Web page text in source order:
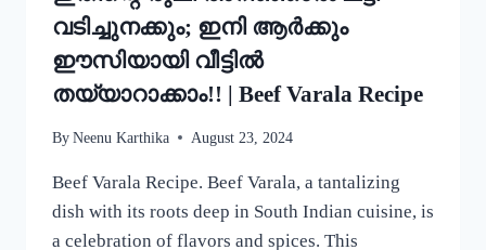
വടിച്ചുനക്കും; ഇനി ആർക്കും
ഈസിയായി വീട്ടിൽ
തയ്യാറാക്കാം!! | Beef Varala Recipe
By Neenu Karthika August 23, 2024
Beef Varala Recipe. Beef Varala, a tantalizing
dish with its roots deep in South Indian cuisine, is
a celebration of flavors and spices. This